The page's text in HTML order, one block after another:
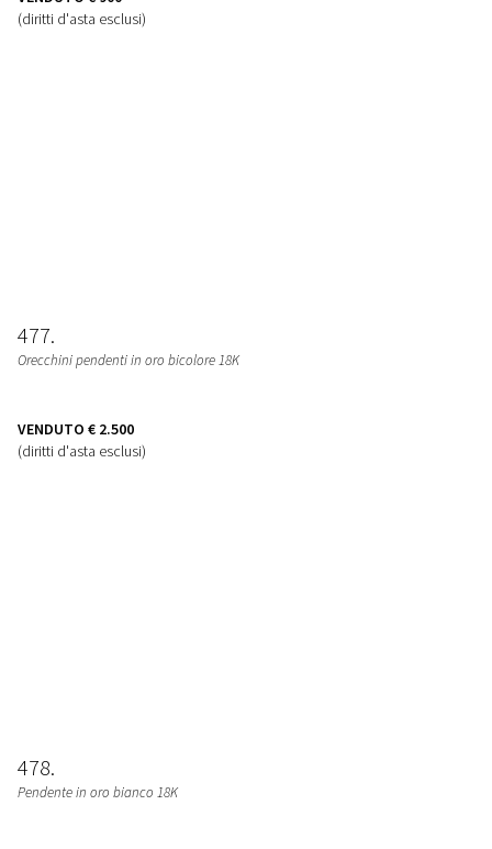
(diritti d'asta esclusi)
477
Orecchini pendenti in oro bicolore 18K
VENDUTO € 2.500
(diritti d'asta esclusi)
478
Pendente in oro bianco 18K